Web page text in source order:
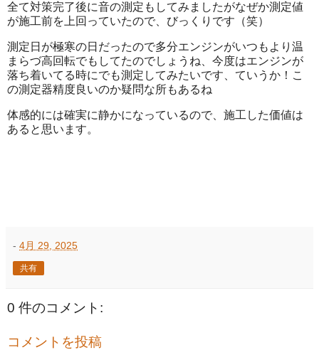
全て対策完了後に音の測定もしてみましたがなぜか測定値
が施工前を上回っていたので、びっくりです（笑）
測定日が極寒の日だったので多分エンジンがいつもより温
まらづ高回転でもしてたのでしょうね、今度はエンジンが
落ち着いてる時にでも測定してみたいです、ていうか！こ
の測定器精度良いのか疑問な所もあるね
体感的には確実に静かになっているので、施工した価値は
あると思います。
- 4月 29, 2025
共有
0 件のコメント:
コメントを投稿